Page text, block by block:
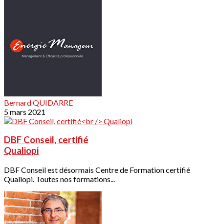
Bernard QUIDARRE
5 mars 2021
DBF Conseil, certifié
Qualiopi
DBF Conseil est désormais Centre de Formation certifié
Qualiopi. Toutes nos formations...